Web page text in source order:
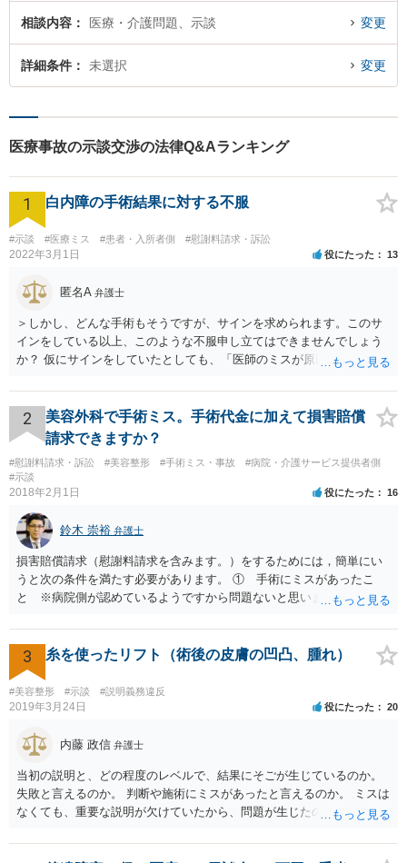
相談内容 医療・介護問題、示談 変更
詳細条件 未選択 変更
医療事故の示談交渉の法律Q&Aランキング
1 白内障の手術結果に対する不服
#示談 #医療ミス #患者・入所者側 #慰謝料請求・訴訟
2022年3月1日 役にたった 13
匿名A 弁護士
＞しかし、どんな手術もそうですが、サインを求められます。このサ
インをしている以上、このような不服申し立てはできませんでしょう
か？ 仮にサインをしていたとしても、「医師のミスが原因で老眼がひ
眼が悪化することがあるにもかかわらず、全く説明されなかったよう
な場合」には、請求することは可能です。
2
美容外科で手術ミス。手術代金に加えて損害賠償
請求できますか？
#慰謝料請求・訴訟 #美容整形 #手術ミス・事故
#病院・介護サービス提供者側
#示談
2018年2月1日 役にたった 16
鈴木 崇裕 弁護士
損害賠償請求（慰謝料請求を含みます。）をするためには，簡単にい
うと次の条件を満たす必要があります。 ① 手術にミスがあったこ
と ※病院側が認めているようですから問題ないと思います。 ② 手
術のミスの「せいで」マスクが外せなくなったこと ④ 仕事を休まな
ければならなくなった「せいで」休業損害が発生したこと ⑤ マスク
を外せなくなった「せいで」経済的に評価できる精神的な損害が発生
したこと 「せいで」と強調した点が，内藤先生のご指摘なさる「相当
因果関係」です。 手術のミスと関係のないことまでは責任追及ができ
しく悪くなってしまったとか， 手術のミスの結果，入院期間が延びて
ただし，手術代の返金に応じた際に「これ以上金銭の請求はしませ
ん」という趣旨の合意をしてしまっていると， 上記の請求は，基本的
には困難となります。
3 糸を使ったリフト（術後の皮膚の凹凸、腫れ）
#美容整形 #示談 #説明義務違反
2019年3月24日 役にたった 20
内藤 政信 弁護士
当初の説明と、どの程度のレベルで、結果にそごが生じているのか。
失敗と言えるのか。 判断や施術にミスがあったと言えるのか。 ミスは
なくても、重要な説明が欠けていたから、問題が生じたのか。 美容整